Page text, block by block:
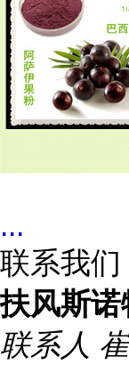
...
联系我们
扶风斯诺
联系人